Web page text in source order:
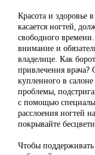
Красота и здоровье
касается ногтей,
свободного
внимание и
владелице. Как
привлечения врача?
купленного в
проблемы,
с помощью
расслоения ногтей
покрывайте
Чтобы